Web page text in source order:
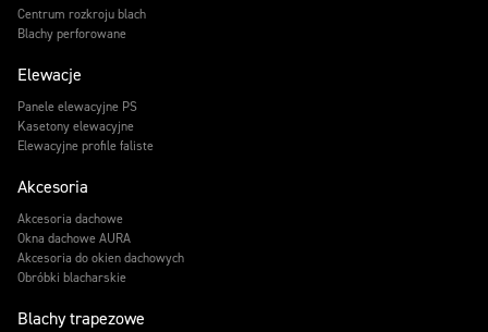
Centrum rozkroju blach
Blachy perforowane
Elewacje
Panele elewacyjne PS
Kasetony elewacyjne
Elewacyjne profile faliste
Akcesoria
Akcesoria dachowe
Okna dachowe AURA
Akcesoria do okien dachowych
Obróbki blacharskie
Blachy trapezowe